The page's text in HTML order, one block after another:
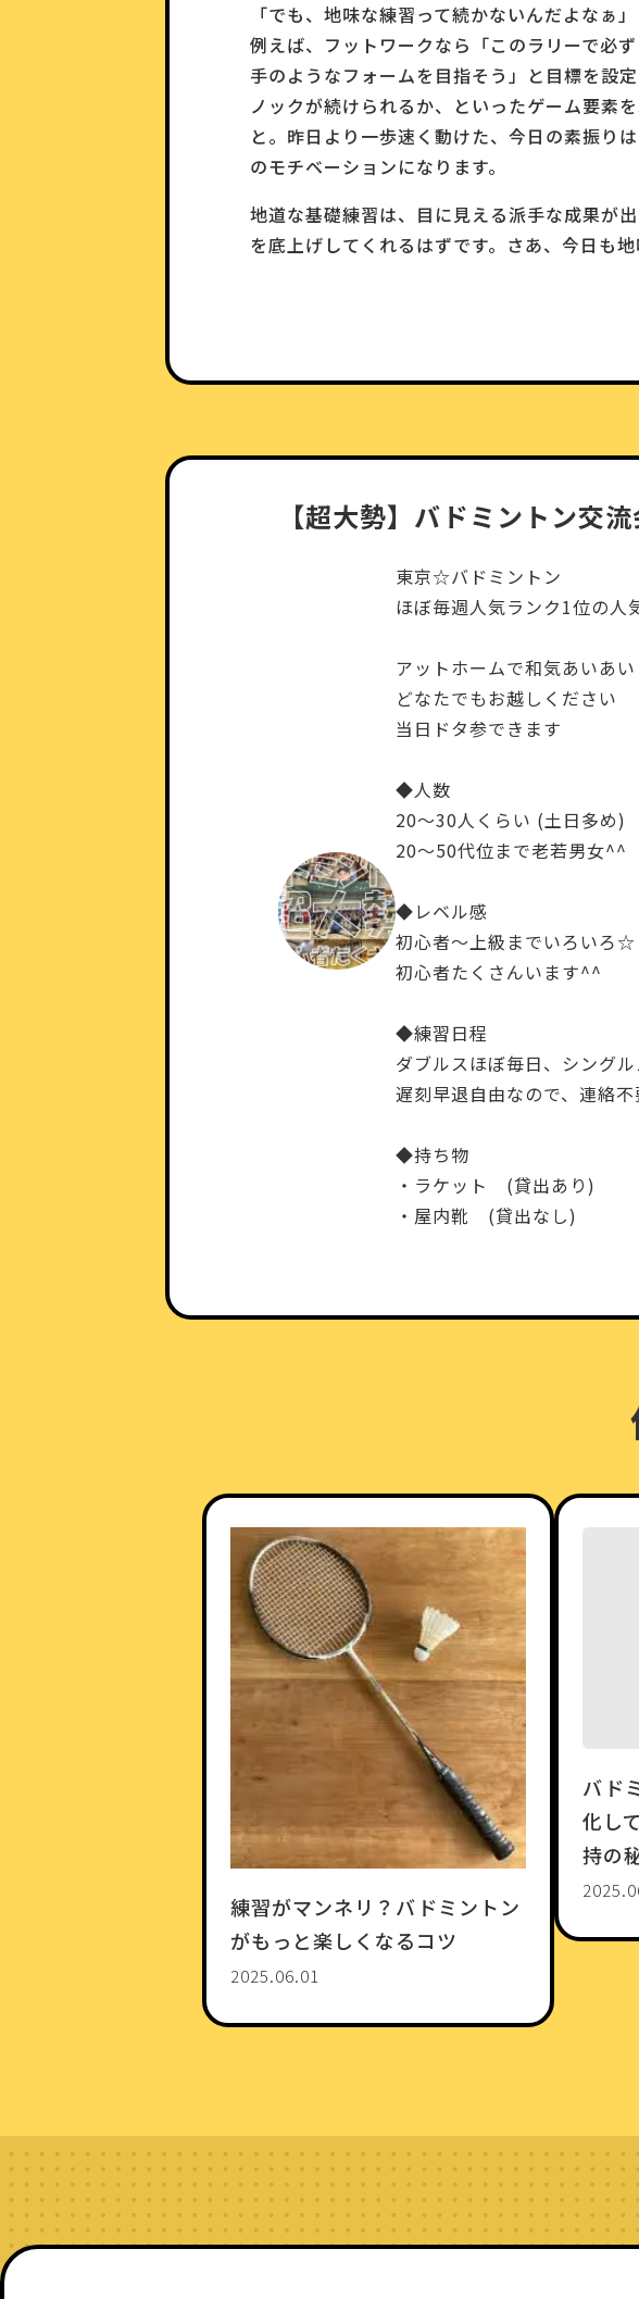
「でも、地味な練習って続かないんだよなぁ
例えば、フットワークなら「このラリーで必
手のようなフォームを目指そう」と目標を設
ノックが続けられるか、といったゲーム要素
と。昨日より一歩速く動けた、今日の素振り
のモチベーションになります。
地道な基礎練習は、目に見える派手な成果が
を底上げしてくれるはずです。さあ、今日も
【超大勢】バドミントン交
東京☆バドミントン
ほぼ毎週人気ランク1位の
アットホームで和気あいあ
どなたでもお越しください
当日ドタ参できます
◆人数
20～30人くらい (土日多め)
20～50代位まで老若男女^^
◆レベル感
初心者～上級までいろいろ☆
初心者たくさんいます^^
◆練習日程
ダブルスほぼ毎日、シング
遅刻早退自由なので、連絡
◆持ち物
・ラケット (貸出あり)
・屋内靴 (貸出なし)
練習がマンネリ？バドミントン
がもっと楽しくなるコツ
2025.06.01
バド
化し
持の